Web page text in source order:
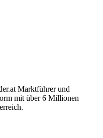
Marktführer und
mit über 6 Millionen